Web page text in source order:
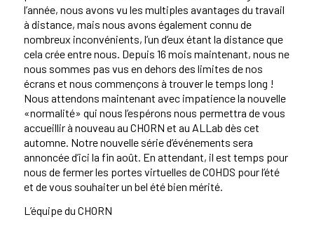
l’année, nous avons vu les multiples avantages du travail
à distance, mais nous avons également connu de
nombreux inconvénients, l’un d’eux étant la distance que
cela crée entre nous. Depuis 16 mois maintenant, nous ne
nous sommes pas vus en dehors des limites de nos
écrans et nous commençons à trouver le temps long !
Nous attendons maintenant avec impatience la nouvelle
«normalité» qui nous l’espérons nous permettra de vous
accueillir à nouveau au CHORN et au ALLab dès cet
automne. Notre nouvelle série d’événements sera
annoncée d’ici la fin août. En attendant, il est temps pour
nous de fermer les portes virtuelles de COHDS pour l’été
et de vous souhaiter un bel été bien mérité.
L’équipe du CHORN